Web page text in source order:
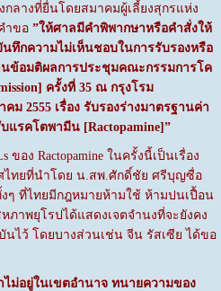
ลางที่ยื่นโดยสมาคมผู้เลี้ยงสุกรแห่ง
ำขอ ”ให้ศาลมีคำพิพากษาหรือคำสั่งให้
ทึกความไม่เห็นชอบในการรับรองหรือ
ข้อมติผลการประชุมคณะกรรมการโค
ครั้งที่ 35 ณ กรุงโรม
ม 2555 เรื่อง รับรองร่างมาตรฐานค่า
รคโตพามีน [Ractopamine]”
อง Ractopamine ในครั้งนี้เป็นเรื่อง
ไทยที่นำโดย น.สพ.ศักดิ์ชัย ศรีบุญซื่อ
ๆ ที่ไทยมีกฎหมายห้ามใช้ ห้ามปนเปื้อน
าพยุโรปได้แสดงเจตจำนงที่จะยังคง
ไว้ โดยบางส่วนเช่น จีน รัสเซีย ได้ขอ
ม่อยู่ในเขตอำนาจ ทนายความของ